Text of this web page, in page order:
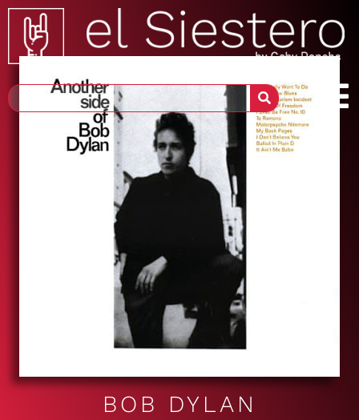
BOB DYLAN